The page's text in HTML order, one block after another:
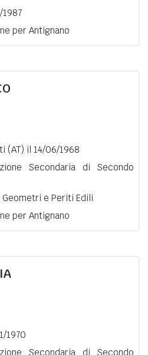
per Antignano
(AT) il 14/06/1968
Secondaria di Secondo
e Periti Edili
per Antignano
1970
Secondaria di Secondo